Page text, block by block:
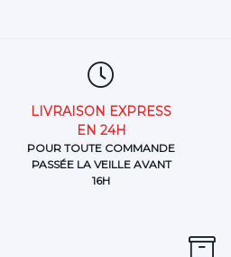
LIVRAISON EXPRESS
EN 24H
POUR TOUTE COMMANDE
PASSÉE LA VEILLE AVANT
16H